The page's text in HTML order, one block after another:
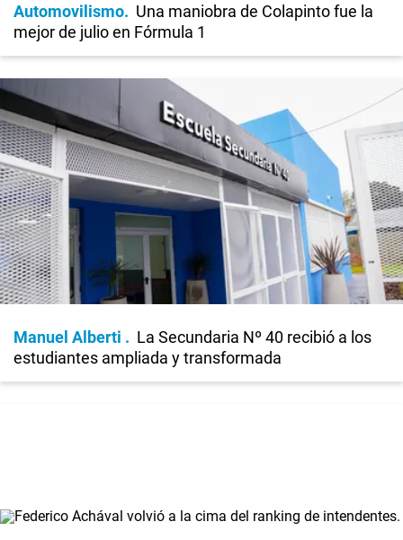
Automovilismo
Una maniobra de Colapinto fue la
mejor de julio en Fórmula 1
Manuel Alberti
La Secundaria Nº 40 recibió a los
estudiantes ampliada y transformada